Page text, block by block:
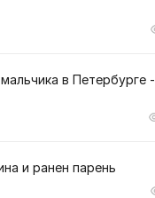
в Петербурге -
и ранен парень